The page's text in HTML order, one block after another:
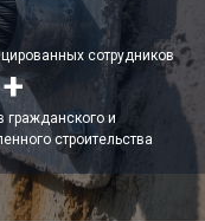
сотрудников
+
гражданского и
строительства